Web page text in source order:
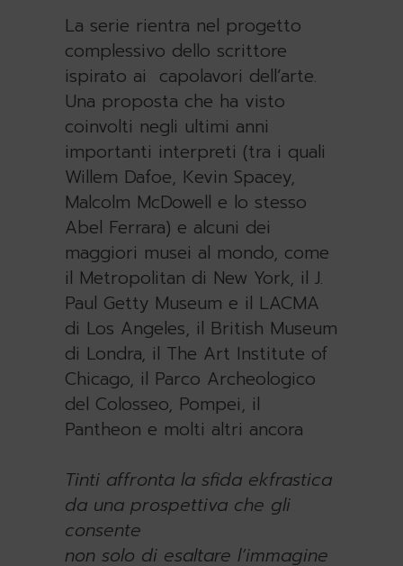
La serie rientra nel progetto
complessivo dello scrittore
ispirato ai capolavori dell’arte.
Una proposta che ha visto
coinvolti negli ultimi anni
importanti interpreti (tra i quali
Willem Dafoe, Kevin Spacey,
Malcolm McDowell e lo stesso
Abel Ferrara) e alcuni dei
maggiori musei al mondo, come
il Metropolitan di New York, il J.
Paul Getty Museum e il LACMA
di Los Angeles, il British Museum
di Londra, il The Art Institute of
Chicago, il Parco Archeologico
del Colosseo, Pompei, il
Pantheon e molti altri ancora
Tinti affronta la sfida ekfrastica
da una prospettiva che gli
consente
non solo di esaltare l’immagine